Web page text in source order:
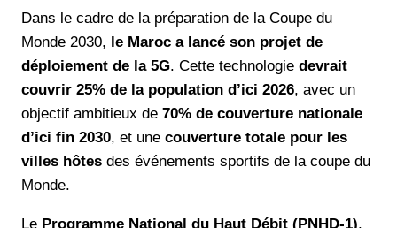
Dans le cadre de la préparation de la Coupe du
Monde 2030, le Maroc a lancé son projet de
déploiement de la 5G. Cette technologie devrait
couvrir 25% de la population d’ici 2026, avec un
objectif ambitieux de 70% de couverture nationale
d’ici fin 2030, et une couverture totale pour les
villes hôtes des événements sportifs de la coupe du
Monde.
Le Programme National du Haut Débit (PNHD-1),